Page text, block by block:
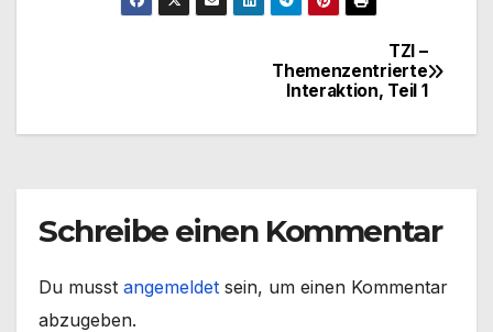
Beitragsnavigation
TZI –
Themenzentrierte
Interaktion, Teil 1
Schreibe einen Kommentar
Du musst angemeldet sein, um einen Kommentar
abzugeben.